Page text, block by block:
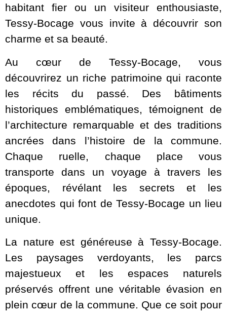
habitant fier ou un visiteur enthousiaste,
Tessy-Bocage vous invite à découvrir son
charme et sa beauté.
Au cœur de Tessy-Bocage, vous
découvrirez un riche patrimoine qui raconte
les récits du passé. Des bâtiments
historiques emblématiques, témoignent de
l’architecture remarquable et des traditions
ancrées dans l’histoire de la commune.
Chaque ruelle, chaque place vous
transporte dans un voyage à travers les
époques, révélant les secrets et les
anecdotes qui font de Tessy-Bocage un lieu
unique.
La nature est généreuse à Tessy-Bocage.
Les paysages verdoyants, les parcs
majestueux et les espaces naturels
préservés offrent une véritable évasion en
plein cœur de la commune. Que ce soit pour